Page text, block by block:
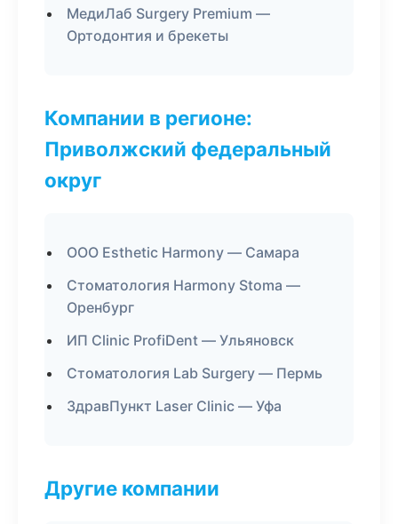
МедиЛаб Surgery Premium —
Ортодонтия и брекеты
Компании в регионе:
Приволжский федеральный
округ
ООО Esthetic Harmony — Самара
Стоматология Harmony Stoma —
Оренбург
ИП Clinic ProfiDent — Ульяновск
Стоматология Lab Surgery — Пермь
ЗдравПункт Laser Clinic — Уфа
Другие компании